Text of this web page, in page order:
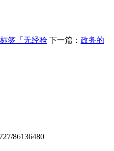
签「无经验 下一篇： 政务的
86136480